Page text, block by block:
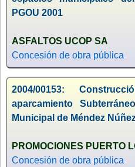
PGOU 2001
ASFALTOS UCOP SA
Concesión de obra pública
2004/00153:
aparcamiento
Municipal de Méndez
PROMOCIONES PUERTO
Concesión de obra pública